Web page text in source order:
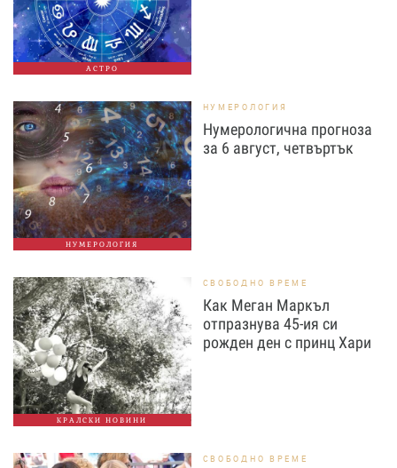
АСТРО
НУМЕРОЛОГИЯ
НУМЕРОЛОГИЯ
Нумерологична прогноза
за 6 август, четвъртък
КРАЛСКИ НОВИНИ
СВОБОДНО ВРЕМЕ
Как Меган Маркъл
отпразнува 45-ия си
рожден ден с принц Хари
СВОБОДНО ВРЕМЕ